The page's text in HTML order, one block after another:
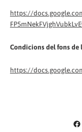
https://
Condicions del fons
https://